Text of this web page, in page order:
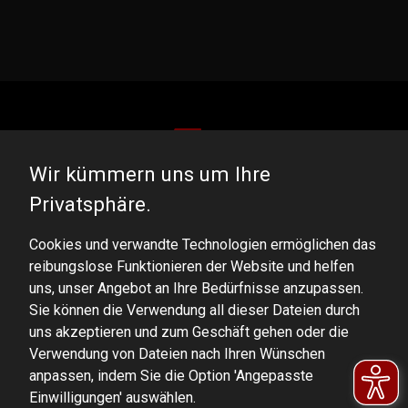
DOMINATOR GROUP Sp. z o.o.
VAT ID No.: 6521751083
dominator@dominator.pl
© Copyright 2022 | Dominator Group Sp. z o. o.
Wir kümmern uns um Ihre
Privatsphäre.
Cookies und verwandte Technologien ermöglichen das
reibungslose Funktionieren der Website und helfen
uns, unser Angebot an Ihre Bedürfnisse anzupassen.
Sie können die Verwendung all dieser Dateien durch
uns akzeptieren und zum Geschäft gehen oder die
Verwendung von Dateien nach Ihren Wünschen
anpassen, indem Sie die Option 'Angepasste
Einwilligungen' auswählen.